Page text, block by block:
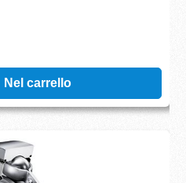
Nel carrello